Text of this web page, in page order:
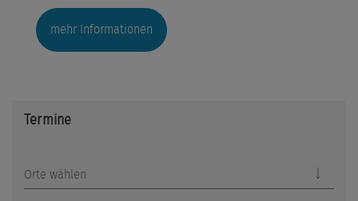
mehr Informationen
Termine
Orte wählen